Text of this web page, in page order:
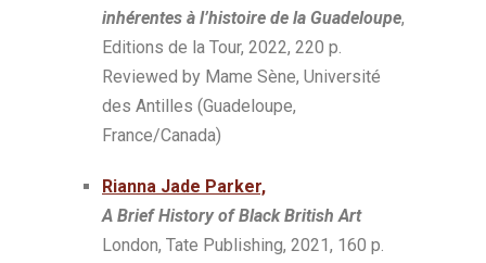
inhérentes à l’histoire de la Guadeloupe,
Editions de la Tour, 2022, 220 p.
Reviewed by Mame Sène, Université
des Antilles (Guadeloupe,
France/Canada)
Rianna Jade Parker,
A Brief History of Black British Art
London, Tate Publishing, 2021, 160 p.